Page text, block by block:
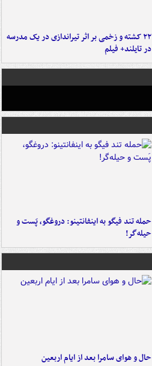
۲۲ کشته و زخمی بر اثر تیراندازی در یک مدرسه
در تایلند+ فیلم
حمله تند فیگو به اینفانتینو: دروغگو، پَست‌ و
حیله‌گر!
حال و هوای سامرا بعد از ایام اربعین